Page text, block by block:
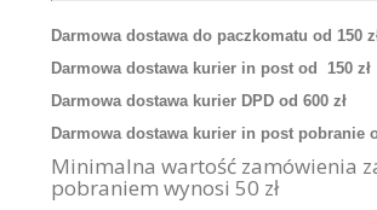
Darmowa dostawa do paczkomatu od 150
Darmowa dostawa kurier in post od 150 zł
Darmowa dostawa kurier DPD od 600 zł
Darmowa dostawa kurier in post pobranie
Minimalna wartość zamówienia
pobraniem wynosi 50 zł